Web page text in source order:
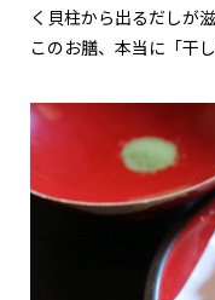
く貝柱から出るだしが
このお膳、本当に「干